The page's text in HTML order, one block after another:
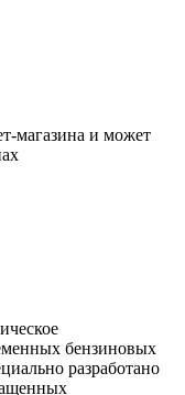
магазина и может
бензиновых
разработано